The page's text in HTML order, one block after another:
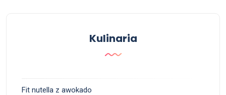
Kulinaria
Fit nutella z awokado